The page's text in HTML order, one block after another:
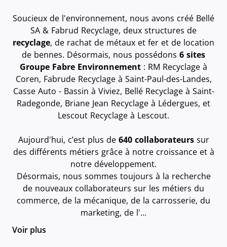
Soucieux de l'environnement, nous avons créé Bellé
SA & Fabrud Recyclage, deux structures de
recyclage, de rachat de métaux et fer et de location
de bennes. Désormais, nous possédons 6 sites
Groupe Fabre Environnement : RM Recyclage à
Coren, Fabrude Recyclage à Saint-Paul-des-Landes,
Casse Auto - Bassin à Viviez, Bellé Recyclage à Saint-
Radegonde, Briane Jean Recyclage à Lédergues, et
Lescout Recyclage à Lescout.
Aujourd'hui, c’est plus de 640 collaborateurssur
des différents métiers grâce à notre croissance et à
notre développement.
Désormais, nous sommes toujours à la recherche
de nouveaux collaborateurs sur les métiers du
commerce, de la mécanique, de la carrosserie, du
marketing, de l'...
Voir plus